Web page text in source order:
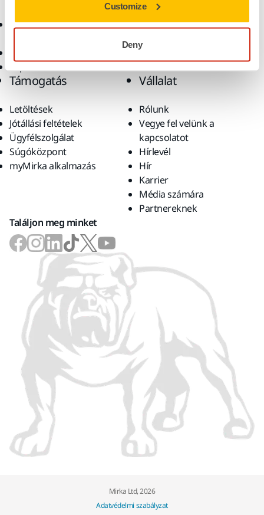
Customize
Deny
Kiegészítők és
Támogatás
Letöltések
Jótállási feltételek
Ügyfélszolgálat
Súgóközpont
myMirka alkalmazás
Vállalat
Rólunk
Vegye fel velünk a
kapcsolatot
Hírlevél
Hír
Karrier
Média számára
Partnereknek
Találjon meg minket
Mirka Ltd, 2026
Adatvédelmi szabályzat